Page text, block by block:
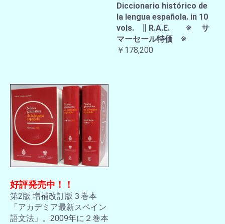
Diccionario histórico de
la lengua española. in 10
vols. ∥ R.A.E. ※ サ
マーセール特価 ※
￥178,200
好評発売中！！
第2版 増補改訂版３巻本
「アカデミア最新スペイン
語文法」。2009年に２巻本